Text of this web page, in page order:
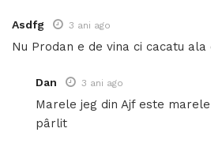
Asdfg 3 ani ago
Nu Prodan e de vina ci cacatu ala
Dan 3 ani ago
Marele jeg din Ajf este
pârlit